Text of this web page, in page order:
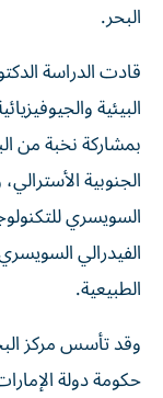
البحر.
قادت الدراسة
البيئية
بمشاركة نخبة من
الجنوبية
السويسري
الفيدرالي
الطبيعية.
وقد تأسس مركز
حكومة دولة